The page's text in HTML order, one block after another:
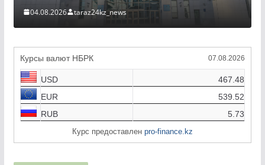
04.08.2026 taraz24kz_news
Курсы валют НБРК 07.08.2026
USD
467.48
EUR
539.52
RUB
5.73
Курс предоставлен pro-finance.kz